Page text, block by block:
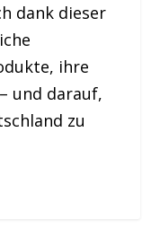
dank dieser
ihre
und darauf,
zu